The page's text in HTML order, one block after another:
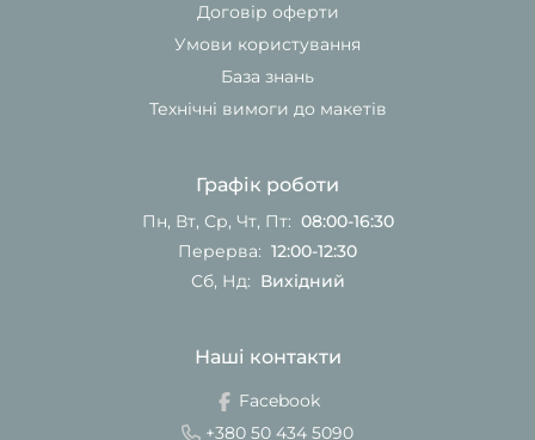
Договір оферти
Умови користування
База знань
Технічні вимоги до макетів
Графік роботи
Пн, Вт, Ср, Чт, Пт: 08:00-16:30
Перерва: 12:00-12:30
Сб, Нд: Вихідний
Наші контакти
Facebook
+380 50 434 5090